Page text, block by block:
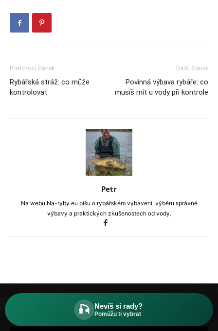
Předchozí článek
Rybářská stráž: co může
kontrolovat
Další článek
Povinná výbava rybáře: co
musíš mít u vody při kontrole
Petr
Na webu Na-ryby.eu píšu o rybářském vybavení, výběru správné
výbavy a praktických zkušenostech od vody.
🎣 Nevíš si rady?
Pomůžu ti vybrat